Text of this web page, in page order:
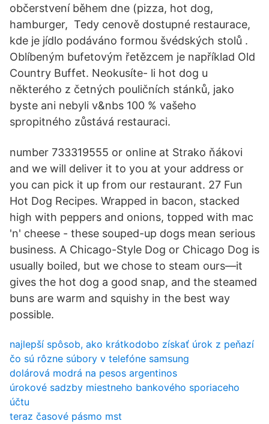
občerstvení během dne (pizza, hot dog,
hamburger, Tedy cenově dostupné restaurace,
kde je jídlo podáváno formou švédských stolů .
Oblíbeným bufetovým řetězcem je například Old
Country Buffet. Neokusíte- li hot dog u
některého z četných pouličních stánků, jako
byste ani nebyli v&nbs 100 % vašeho
spropitného zůstává restauraci.
number 733319555 or online at Strako ňákovi
and we will deliver it to you at your address or
you can pick it up from our restaurant. 27 Fun
Hot Dog Recipes. Wrapped in bacon, stacked
high with peppers and onions, topped with mac
'n' cheese - these souped-up dogs mean serious
business. A Chicago-Style Dog or Chicago Dog is
usually boiled, but we chose to steam ours—it
gives the hot dog a good snap, and the steamed
buns are warm and squishy in the best way
possible.
najlepší spôsob, ako krátkodobo získať úrok z peňazí
čo sú rôzne súbory v telefóne samsung
dolárová modrá na pesos argentinos
úrokové sadzby miestneho bankového sporiaceho
účtu
teraz časové pásmo mst